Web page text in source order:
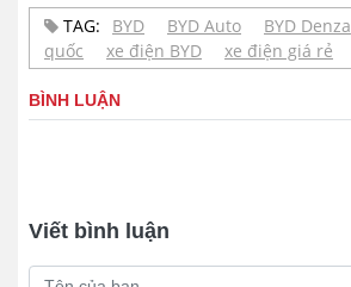
TAG: BYD BYD Auto BYD Denza
quốc
xe điện BYD xe điện giá rẻ
BÌNH LUẬN
Viết bình luận